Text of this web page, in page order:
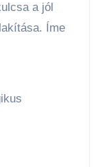
a jól
Íme